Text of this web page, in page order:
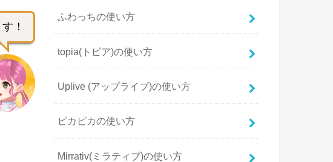
！
ふわっちの使い方
topia(トピア)の使い方
Uplive (アップライブ)の使い方
ピカピカの使い方
Mirrativ(ミラティブ)の使い方